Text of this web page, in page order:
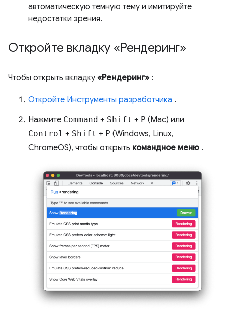
автоматическую темную тему и имитируйте
недостатки зрения.
Откройте вкладку «Рендеринг»
Чтобы открыть вкладку «Рендеринг» :
Откройте Инструменты разработчика .
Нажмите Command + Shift + P (Mac) или
Control + Shift + P (Windows, Linux,
ChromeOS), чтобы открыть командное меню .